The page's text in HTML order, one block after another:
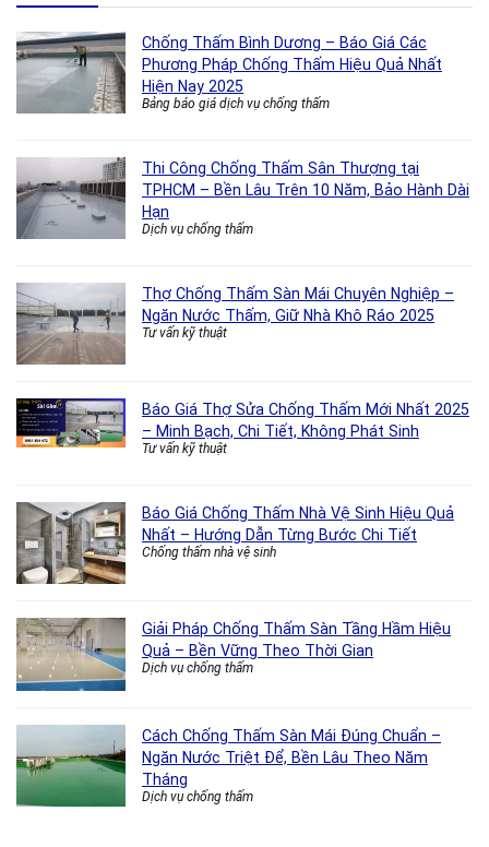
Chống Thấm Bình Dương – Báo Giá Các
Phương Pháp Chống Thấm Hiệu Quả Nhất
Hiện Nay 2025
Bảng báo giá dịch vụ chống thấm
Thi Công Chống Thấm Sân Thượng tại
TPHCM – Bền Lâu Trên 10 Năm, Bảo Hành Dài
Hạn
Dịch vụ chống thấm
Thợ Chống Thấm Sàn Mái Chuyên Nghiệp –
Ngăn Nước Thấm, Giữ Nhà Khô Ráo 2025
Tư vấn kỹ thuật
Báo Giá Thợ Sửa Chống Thấm Mới Nhất 2025
– Minh Bạch, Chi Tiết, Không Phát Sinh
Tư vấn kỹ thuật
Báo Giá Chống Thấm Nhà Vệ Sinh Hiệu Quả
Nhất – Hướng Dẫn Từng Bước Chi Tiết
Chống thấm nhà vệ sinh
Giải Pháp Chống Thấm Sàn Tầng Hầm Hiệu
Quả – Bền Vững Theo Thời Gian
Dịch vụ chống thấm
Cách Chống Thấm Sàn Mái Đúng Chuẩn –
Ngăn Nước Triệt Để, Bền Lâu Theo Năm
Tháng
Dịch vụ chống thấm